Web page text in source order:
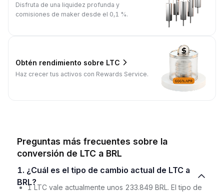
Disfruta de una liquidez profunda y
comisiones de maker desde el 0,1 %.
Obtén rendimiento sobre LTC
Haz crecer tus activos con Rewards Service.
Preguntas más frecuentes sobre la
conversión de LTC a BRL
1. ¿Cuál es el tipo de cambio actual de LTC a
BRL?
1 LTC vale actualmente unos 233.849 BRL. El tipo de